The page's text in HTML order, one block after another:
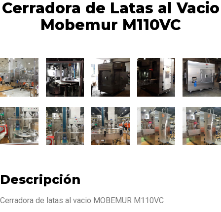
Cerradora de Latas al Vacio
Mobemur M110VC
Descripción
Cerradora de latas al vacio MOBEMUR M110VC